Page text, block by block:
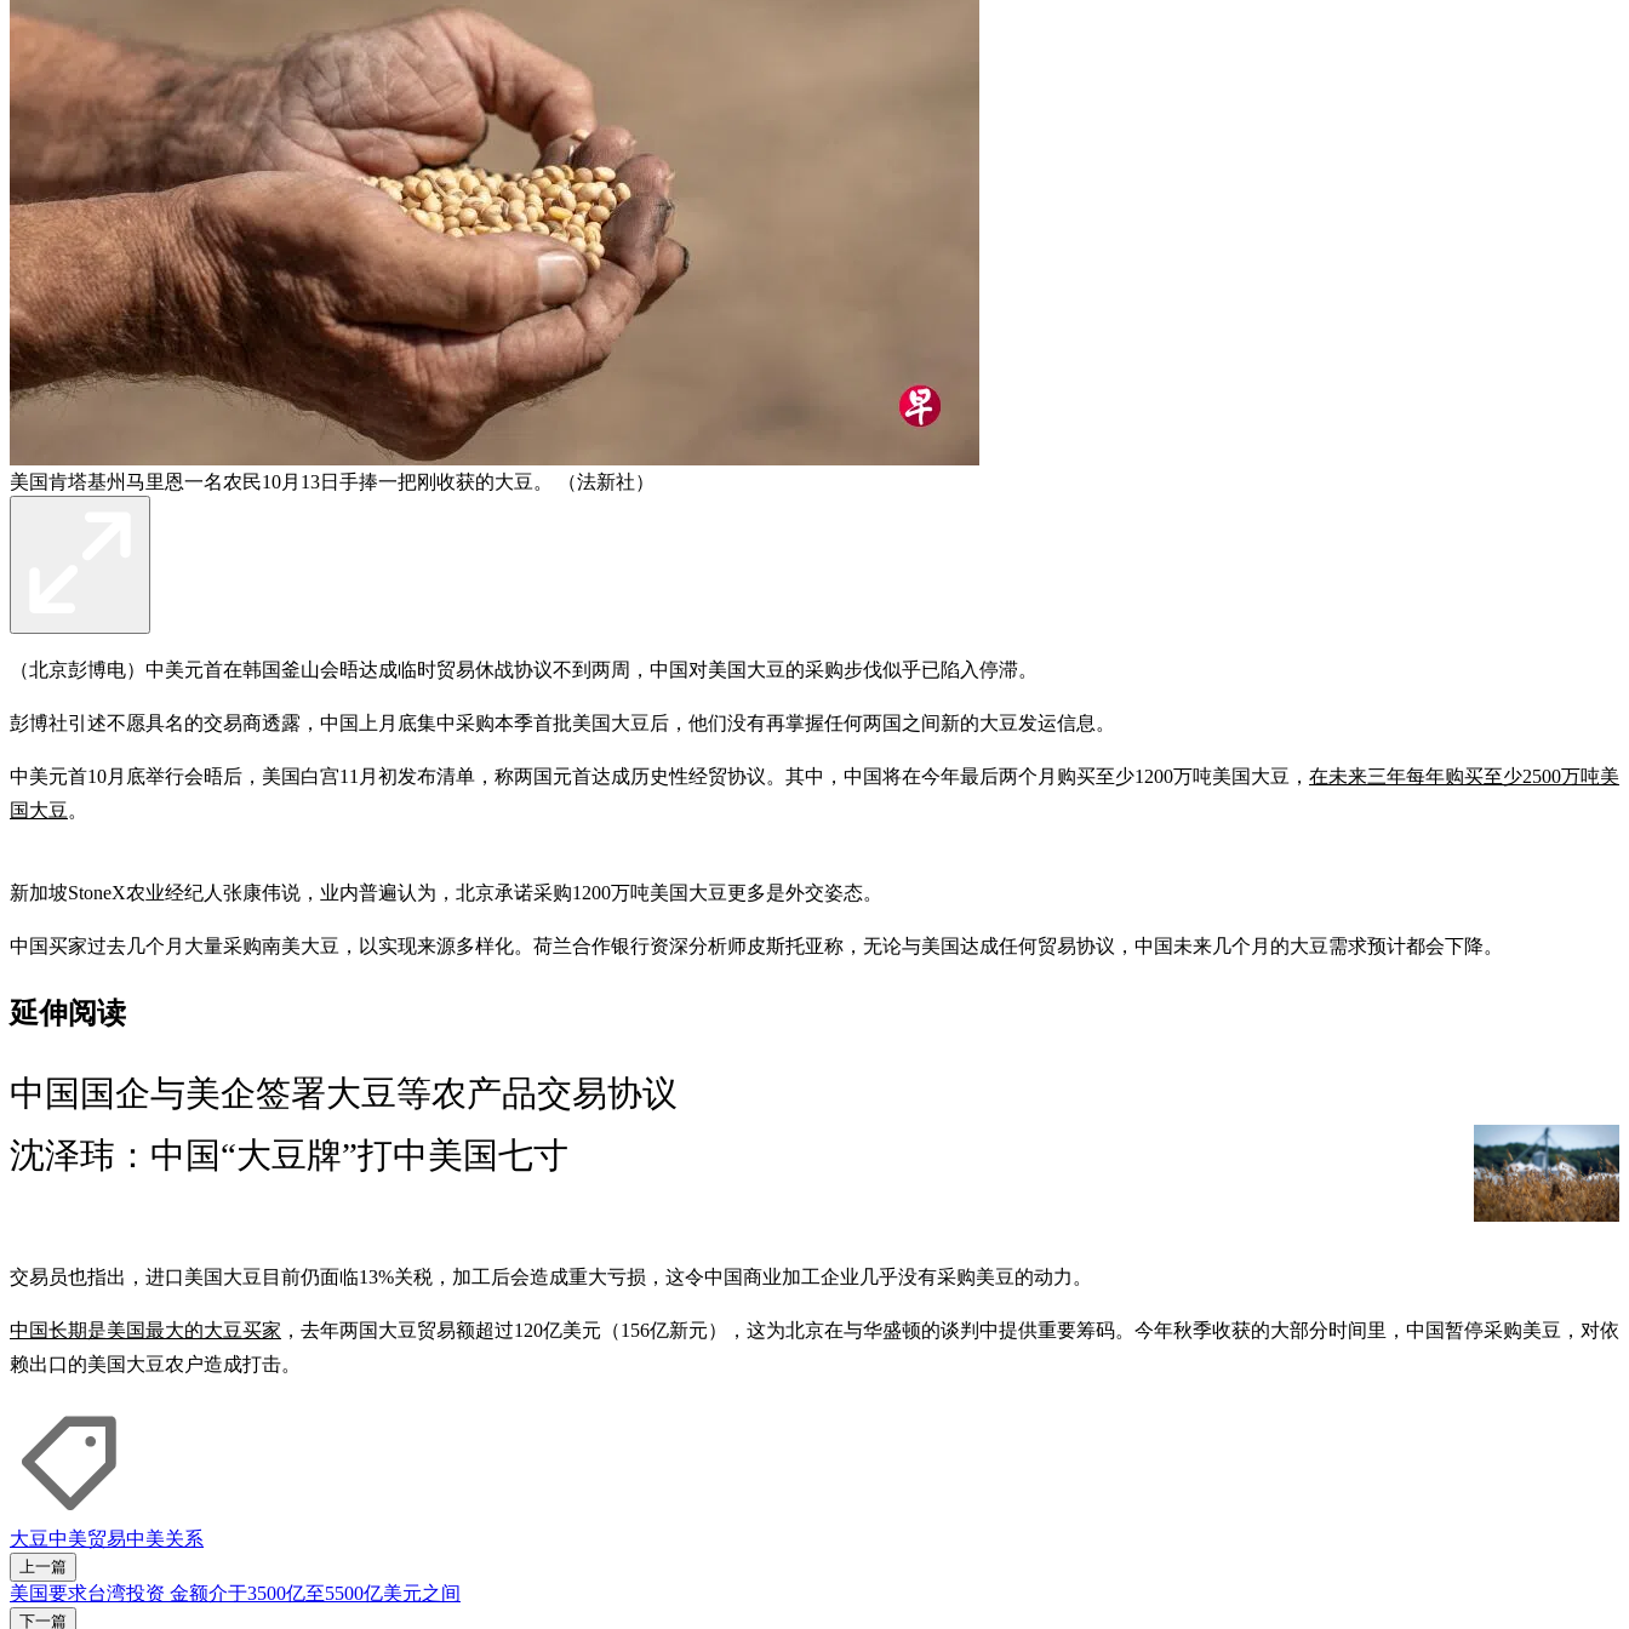
美国肯塔基州马里恩一名农民10月13日手捧一把刚收获的大豆。 （法新社）
（北京彭博电）中美元首在韩国釜山会晤达成临时贸易休战协议不到两周，中国对美国大豆的采购步伐似乎已陷入停滞。
彭博社引述不愿具名的交易商透露，中国上月底集中采购本季首批美国大豆后，他们没有再掌握任何两国之间新的大豆发运信息。
中美元首10月底举行会晤后，美国白宫11月初发布清单，称两国元首达成历史性经贸协议。其中，中国将在今年最后两个月购买至少1200万吨美国大豆， 在未来三年每年购买至少2500万吨美
国大豆。
新加坡StoneX农业经纪人张康伟说，业内普遍认为，北京承诺采购1200万吨美国大豆更多是外交姿态。
中国买家过去几个月大量采购南美大豆，以实现来源多样化。荷兰合作银行资深分析师皮斯托亚称，无论与美国达成任何贸易协议，中国未来几个月的大豆需求预计都会下降。
延伸阅读
中国国企与美企签署大豆等农产品交易协议
沈泽玮：中国“大豆牌”打中美国七寸
交易员也指出，进口美国大豆目前仍面临13%关税，加工后会造成重大亏损，这令中国商业加工企业几乎没有采购美豆的动力。
中国长期是美国最大的大豆买家 ，去年两国大豆贸易额超过120亿美元（156亿新元），这为北京在与华盛顿的谈判中提供重要筹码。今年秋季收获的大部分时间里，中国暂停采购美豆，对依
赖出口的美国大豆农户造成打击。
大豆中美贸易中美关系
上一篇
美国要求台湾投资 金额介于3500亿至5500亿美元之间
下一篇